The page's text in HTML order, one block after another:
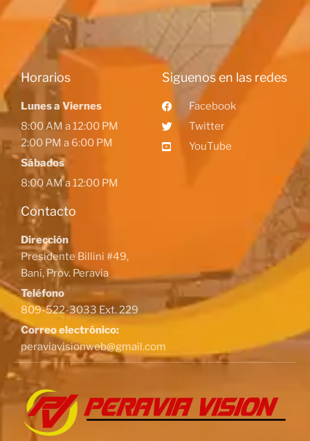
Horarios
Lunes a Viernes
8:00 AM a 12:00 PM
2:00 PM a 6:00 PM
Sábados
8:00 AM a 12:00 PM
Contacto
Dirección
Presidente Billini #49,
Baní, Prov. Peravia
Teléfono
809-522-3033 Ext. 229
Correo electrónico:
peraviavisionweb@gmail.com
Siguenos en las redes
Facebook
Twitter
YouTube